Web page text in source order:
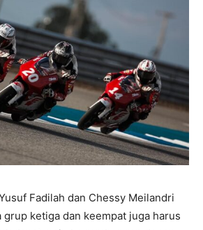
Fadilah dan Chessy Meilandri
grup ketiga dan keempat juga harus